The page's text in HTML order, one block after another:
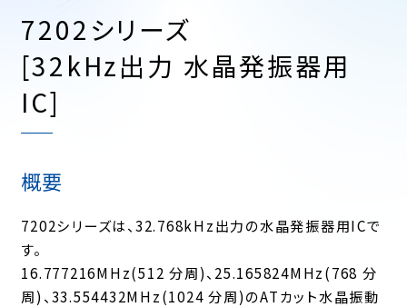
7202シリーズ
[32kHz出力 水晶発振器用
IC]
概要
7202シリーズは、32.768kHz出力の水晶発振器用ICで
す。
16.777216MHz(512 分周)、25.165824MHz(768 分
周)、33.554432MHz(1024 分周)のATカット水晶振動